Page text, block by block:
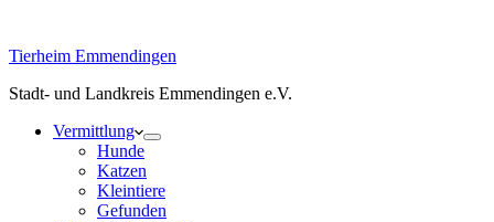
Tierheim Emmendingen
Stadt- und Landkreis Emmendingen e.V.
Vermittlung
Hunde
Katzen
Kleintiere
Gefunden